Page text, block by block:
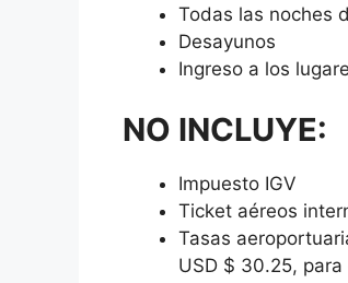
Todas las noches
Desayunos
Ingreso a los
NO INCLUYE:
Impuesto IGV
Ticket aéreos
Tasas
USD $ 30.25,